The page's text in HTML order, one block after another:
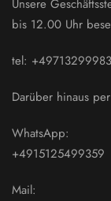
Unsere
bis 12.00 Uhr
tel:
Darüber hinaus
WhatsApp:
+4915125499359
Mail: